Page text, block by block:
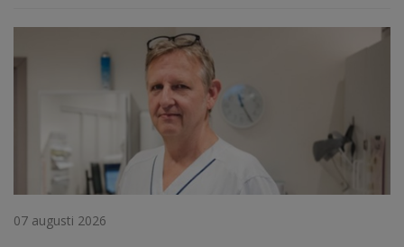
07 augusti 2026